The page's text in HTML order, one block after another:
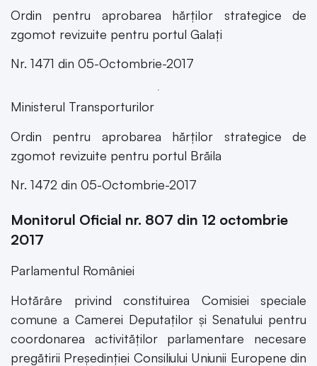
Ordin pentru aprobarea hărților strategice de
zgomot revizuite pentru portul Galați
Nr. 1471 din 05-Octombrie-2017
Ministerul Transporturilor
Ordin pentru aprobarea hărților strategice de
zgomot revizuite pentru portul Brăila
Nr. 1472 din 05-Octombrie-2017
Monitorul Oficial nr. 807 din 12 octombrie
2017
Parlamentul României
Hotărâre privind constituirea Comisiei speciale
comune a Camerei Deputaților și Senatului pentru
coordonarea activităților parlamentare necesare
pregătirii Președinției Consiliului Uniunii Europene din